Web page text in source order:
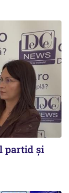
partid și